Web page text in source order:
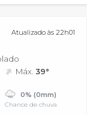
Atualizado às 22h01
Máx.39°
0% (0mm)
Chance de chuva